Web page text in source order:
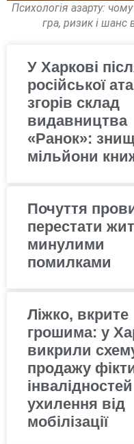
Психологія азарту:
гра, ризик і шанс
У Харкові
російської
згорів склад
видавництва
«Ранок»:
мільйони
Почуття
перестати
минулими
помилками
Ліжко, вкрите
грошима: у
викрили
продажу
ухилення від
мобілізації